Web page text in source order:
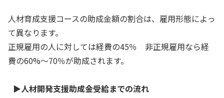
人材育成支援コースの助成金額の割合は、雇用形態によっ
て異なります。
正規雇用の人に対しては経費の45％ 非正規雇用なら経
費の60%～70％が助成されます。
▶人材開発支援助成金受給までの流れ